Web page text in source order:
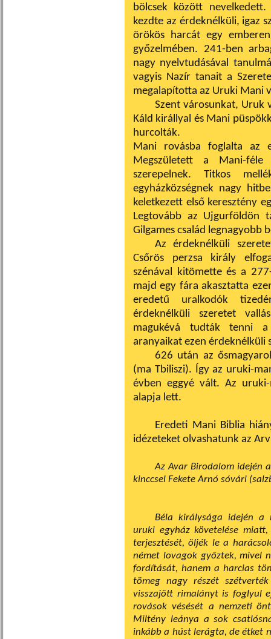
bölcsek között
kezdte az érdeknélküli, igaz
örökös harcát egy
győzelmében. 241-ben
nagy nyelvtudásával
vagyis Nazír tanait a
megalapította az Uruki Mani
Szent városunkat, Uruk
Káld királlyal és Mani
hurcolták.
Mani rovásba foglalta az
Megszületett a Mani-
szerepelnek. Titkos
egyházközségnek nagy
keletkezett első keresztény
Legtovább az Ujgurföldön
Gilgames család legnagyobb
Az érdeknélküli
Csőrös perzsa király
szénával kitömette és a
majd egy fára akasztatta
eredetű uralkodók
érdeknélküli szeretet
magukévá tudták tenni
aranyaikat ezen érdeknélküli
626 után az
(ma Tbiliszi). Így az uruki-
évben eggyé vált. Az
alapja lett.
Eredeti Mani Biblia
idézeteket olvashatunk az
Az Avar Birodalom idején
kinccsel Fekete Arnó sóvári
Béla királysága idején a
uruki egy­ház követelése
terjesztését, öljék le a
német lovagok győztek, mivel
fordítását, hanem a harcias
tömeg nagy részét
visszajött rimalányt is foglyul
rovások vésését a nemzeti
Miltény leánya a sok
inkább a húst lerágta, de étket